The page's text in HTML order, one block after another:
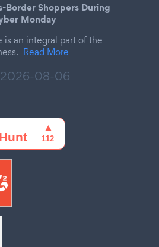
Border Shoppers During
Monday
an integral part of the
Read More
2026-08-06